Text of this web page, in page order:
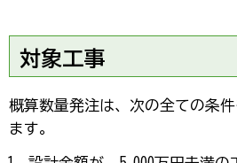
対象工事
概算数量発注は、次の全ての条
ます。